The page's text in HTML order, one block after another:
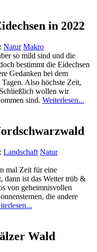
in 2022
Natur Makro
so mild sind und die
bestimmt die Eidechsen
Gedanken bei dem
Also höchste Zeit,
wollen wir
sind. Weiterlesen...
Landschaft Natur
mal Zeit für eine
dann ist das Wetter trüb &
von geheimnisvollen
die andere
Wald